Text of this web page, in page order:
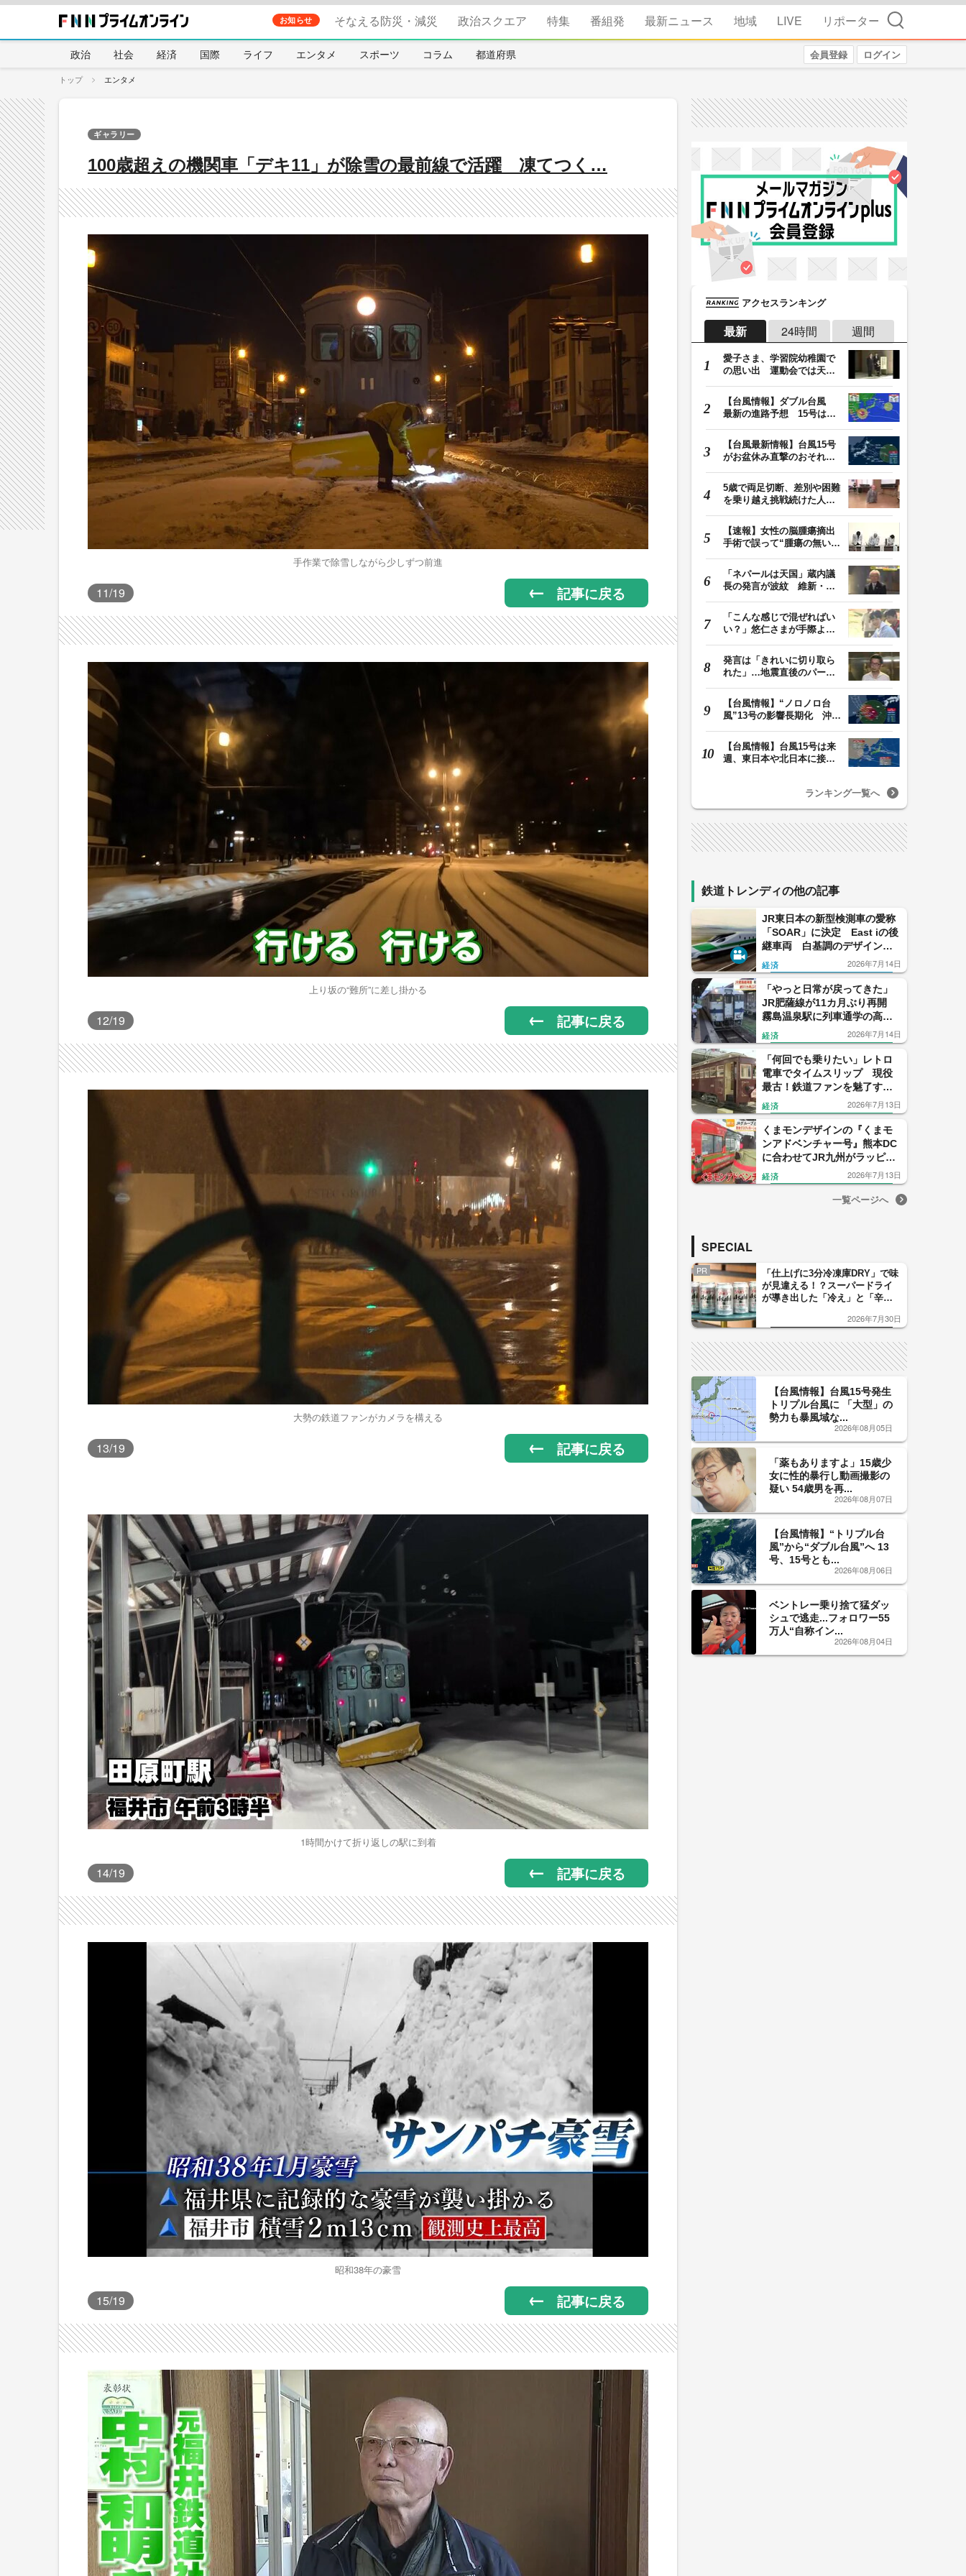
お知らせ そなえる防災・減災 政治スクエア 特集 番組発 最新ニュース 地域 LIVE リポーター 検索
政治 社会 経済 国際 ライフ エンタメ スポーツ コラム 都道府県 会員登録 ログイン
トップ エンタメ
100歳超えの機関車「デキ11」が除雪の最前線で活躍 凍てつく…
ギャラリー
手作業で除雪しながら少しずつ前進
11/19 記事に戻る
上り坂の“難所”に差し掛かる
12/19 記事に戻る
大勢の鉄道ファンがカメラを構える
13/19 記事に戻る
1時間かけて折り返しの駅に到着
14/19 記事に戻る
昭和38年の豪雪
15/19 記事に戻る
アクセスランキング
最新 24時間 週間
愛子さま、学習院幼稚園で
の思い出 運動会では天皇
【台風情報】ダブル台風
最新の進路予想 15号は北
【台風最新情報】台風15号
がお盆休み直撃のおそれ
5歳で両足切断、差別や困難
を乗り越え挑戦続けた人
【速報】女性の脳腫瘍摘出
手術で誤って“腫瘍の無い部
「ネパールは天国」蔵内議
長の発言が波紋 維新・吉
「こんな感じで混ぜればい
い？」悠仁さまが手際よく
発言は「きれいに切り取ら
れた」…地震直後のパーテ
【台風情報】“ノロノロ台
風”13号の影響長期化 沖縄
【台風情報】台風15号は来
週、東日本や北日本に接近
ランキング一覧へ
鉄道トレンディの他の記事
JR東日本の新型検測車の愛称
「SOAR」に決定 East iの後
継車両 白基調のデザインを
継承、ボディに赤と緑のライ
ン 日本初、最高速度320キロ
で検査
経済 2026年7月14日
「やっと日常が戻ってきた」
JR肥薩線が11カ月ぶり再開
霧島温泉駅に列車通学の高校
生 吉松〜八代間の復旧への
思いも【鹿児島】
経済 2026年7月14日
「何回でも乗りたい」レトロ
電車でタイムスリップ 現役
最古！鉄道ファンを魅了する
明治生まれの木造路面電車
「168号」
経済 2026年7月13日
くまモンデザインの『くまモ
ンアドベンチャー号』熊本DC
に合わせてJR九州がラッピン
グ列車 ラッピング新幹線も
【熊本発】
経済 2026年7月13日
一覧ページへ
SPECIAL
PR
「仕上げに3分冷凍庫DRY」で味
が見違える！？スーパードライ
が導き出した「冷え」と「辛
した「辛口カーブ」が飲み頃の
2026年7月30日
【台風情報】台風15号発生
トリプル台風に 「大型」の
勢力も暴風域な...
2026年08月05日
「薬もありますよ」15歳少
女に性的暴行し動画撮影の
疑い 54歳男を再...
2026年08月07日
【台風情報】“トリプル台
風”から“ダブル台風”へ 13
号、15号とも...
2026年08月06日
ベントレー乗り捨て猛ダッ
シュで逃走...フォロワー55
万人“自称イン...
2026年08月04日